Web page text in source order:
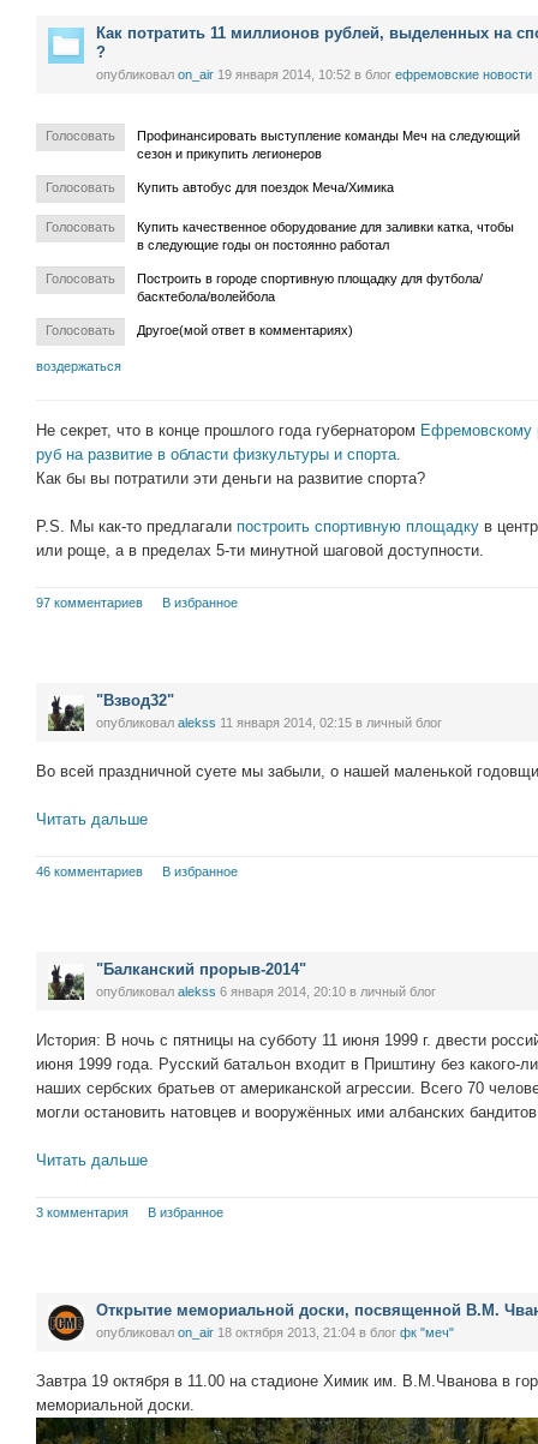
Как потратить 11 миллионов рублей, выделенных на
?
опубликовал on_air 19 января 2014, 10:52 в блог ефремовские новости
Голосовать
Профинансировать выступление команды Меч на следующий
сезон и прикупить легионеров
Голосовать Купить автобус для поездок Меча/Химика
Голосовать
Купить качественное оборудование для заливки катка, чтобы
в следующие годы он постоянно работал
Голосовать
Построить в городе спортивную площадку для футбола/
басктебола/волейбола
Голосовать Другое(мой ответ в комментариях)
воздержаться
Не секрет, что в конце прошлого года губернатором Ефремовскому
руб на развитие в области физкультуры и спорта.
Как бы вы потратили эти деньги на развитие спорта?
P.S. Мы как-то предлагали построить спортивную площадку в
или роще, а в пределах 5-ти минутной шаговой доступности.
97 комментариев В избранное
"Взвод32"
опубликовал alekss 11 января 2014, 02:15 в личный блог
Во всей праздничной суете мы забыли, о нашей маленькой
Читать дальше
46 комментариев В избранное
"Балканский прорыв-2014"
опубликовал alekss 6 января 2014, 20:10 в личный блог
История: В ночь с пятницы на субботу 11 июня 1999 г. двести
июня 1999 года. Русский батальон входит в Приштину без какого-
наших сербских братьев от американской агрессии. Всего 70
могли остановить натовцев и вооружённых ими албанских
Читать дальше
3 комментария В избранное
Открытие мемориальной доски, посвященной В.М.
опубликовал on_air 18 октября 2013, 21:04 в блог фк "меч"
Завтра 19 октября в 11.00 на стадионе Химик им. В.М.Чванова в
мемориальной доски.